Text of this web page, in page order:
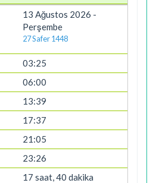
13 Ağustos 2026 -
Perşembe
27 Safer 1448
03:25
06:00
13:39
17:37
21:05
23:26
17 saat, 40 dakika